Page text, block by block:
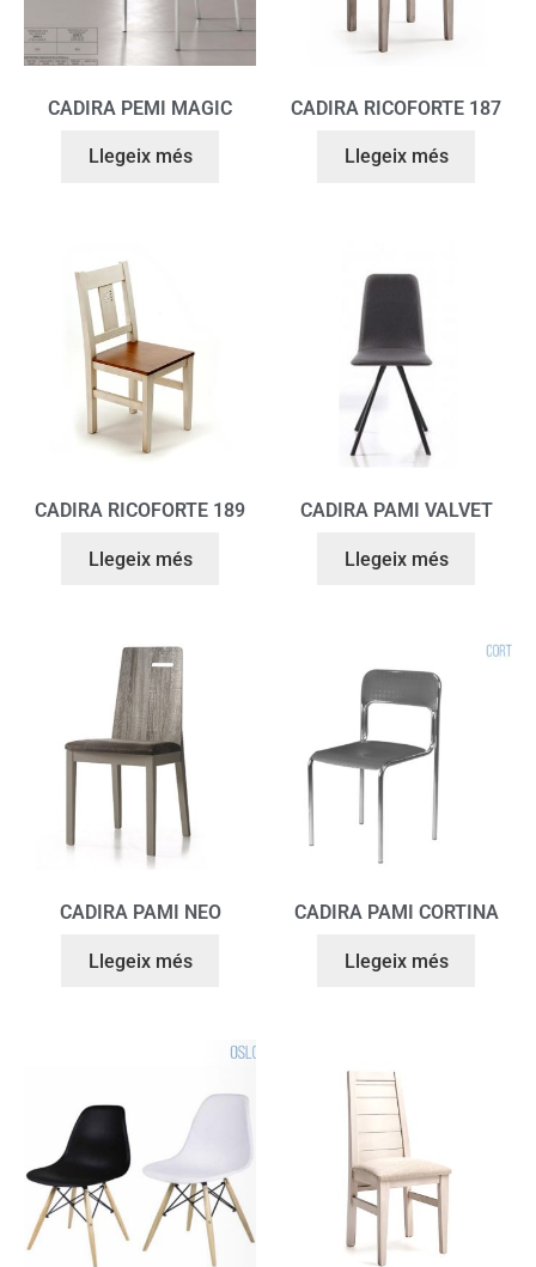
CADIRA PEMI MAGIC
Llegeix més
CADIRA RICOFORTE 187
Llegeix més
CADIRA RICOFORTE 189
Llegeix més
CADIRA PAMI VALVET
Llegeix més
CADIRA PAMI NEO
Llegeix més
CADIRA PAMI CORTINA
Llegeix més